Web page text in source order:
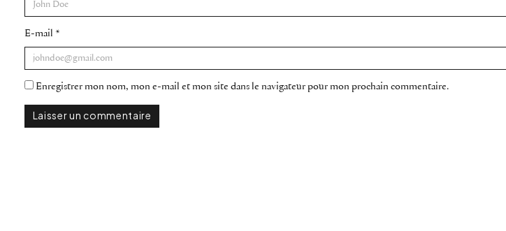
E-mail *
Enregistrer mon nom, mon e-mail et mon site dans le navigateur pour mon prochain commentaire.